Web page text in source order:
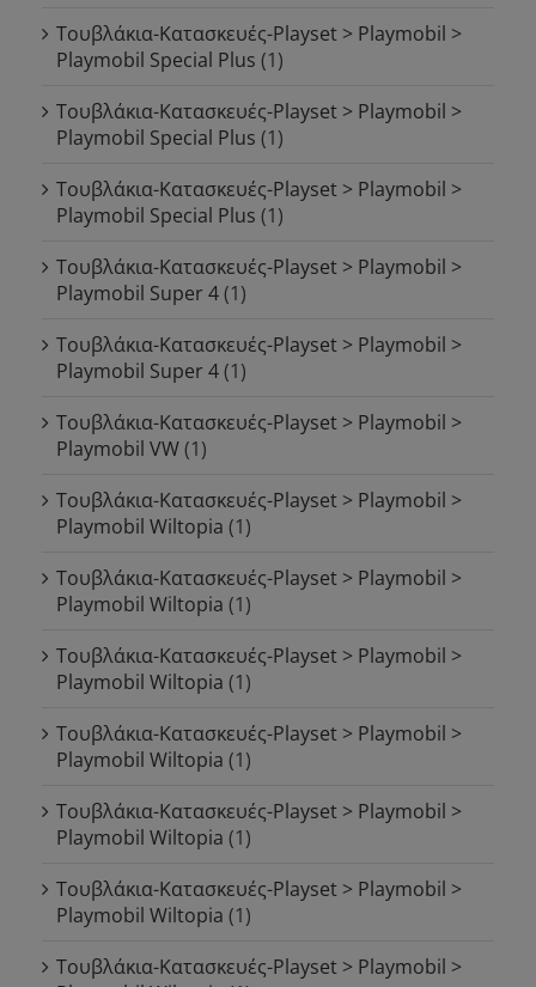
Τουβλάκια-Κατασκευές-Playset > Playmobil >
Playmobil Special Plus (1)
Τουβλάκια-Κατασκευές-Playset > Playmobil >
Playmobil Special Plus (1)
Τουβλάκια-Κατασκευές-Playset > Playmobil >
Playmobil Special Plus (1)
Τουβλάκια-Κατασκευές-Playset > Playmobil >
Playmobil Super 4(1)
Τουβλάκια-Κατασκευές-Playset > Playmobil >
Playmobil Super 4(1)
Τουβλάκια-Κατασκευές-Playset > Playmobil >
Playmobil VW(1)
Τουβλάκια-Κατασκευές-Playset > Playmobil >
Playmobil Wiltopia (1)
Τουβλάκια-Κατασκευές-Playset > Playmobil >
Playmobil Wiltopia (1)
Τουβλάκια-Κατασκευές-Playset > Playmobil >
Playmobil Wiltopia (1)
Τουβλάκια-Κατασκευές-Playset > Playmobil >
Playmobil Wiltopia (1)
Τουβλάκια-Κατασκευές-Playset > Playmobil >
Playmobil Wiltopia (1)
Τουβλάκια-Κατασκευές-Playset > Playmobil >
Playmobil Wiltopia (1)
Τουβλάκια-Κατασκευές-Playset > Playmobil >